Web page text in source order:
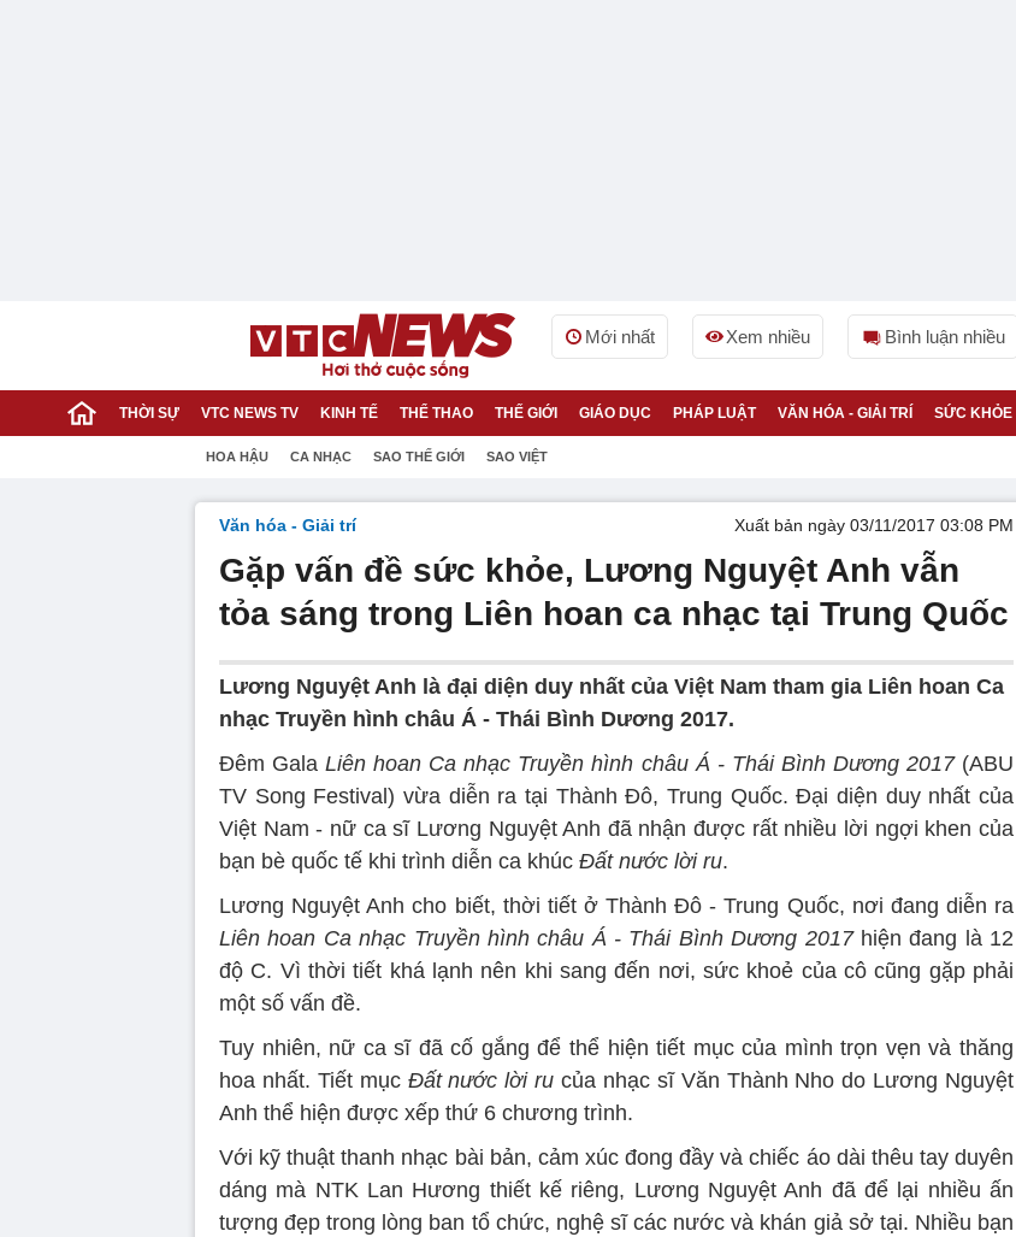
Mới nhất Xem nhiều Bình luận nhiều
THỜI SỰ VTC NEWS TV KINH TẾ THỂ THAO THẾ GIỚI GIÁO DỤC PHÁP LUẬT VĂN HÓA - GIẢI TRÍ SỨC KHỎE
HOA HẬU CA NHẠC SAO THẾ GIỚI SAO VIỆT
Văn hóa - Giải trí Xuất bản ngày 03/11/2017 03:08 PM
Gặp vấn đề sức khỏe, Lương Nguyệt Anh vẫn
tỏa sáng trong Liên hoan ca nhạc tại Trung Quốc
Lương Nguyệt Anh là đại diện duy nhất của Việt Nam tham gia Liên hoan Ca
nhạc Truyền hình châu Á - Thái Bình Dương 2017.
Đêm GalaLiên hoan Ca nhạc Truyền hình châu Á - Thái Bình Dương 2017(ABU
TV Song Festival) vừa diễn ra tại Thành Đô, Trung Quốc. Đại diện duy nhất của
Việt Nam - nữ ca sĩ Lương Nguyệt Anh đã nhận được rất nhiều lời ngợi khen của
bạn bè quốc tế khi trình diễn ca khúc Đất nước lời ru.
Lương Nguyệt Anh cho biết, thời tiết ở Thành Đô - Trung Quốc, nơi đang diễn ra
Liên hoan Ca nhạc Truyền hình châu Á - Thái Bình Dương 2017hiện đang là 12
độ C. Vì thời tiết khá lạnh nên khi sang đến nơi, sức khoẻ của cô cũng gặp phải
một số vấn đề.
Tuy nhiên, nữ ca sĩ đã cố gắng để thể hiện tiết mục của mình trọn vẹn và thăng
hoa nhất. Tiết mụcĐất nước lời ru của nhạc sĩ Văn Thành Nho do Lương Nguyệt
Anh thể hiện được xếp thứ 6 chương trình.
Với kỹ thuật thanh nhạc bài bản, cảm xúc đong đầy và chiếc áo dài thêu tay duyên
dáng mà NTK Lan Hương thiết kế riêng, Lương Nguyệt Anh đã để lại nhiều ấn
tượng đẹp trong lòng ban tổ chức, nghệ sĩ các nước và khán giả sở tại. Nhiều bạn